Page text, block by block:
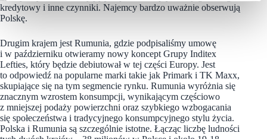
kredytowy i inne czynniki. Najemcy bardzo uważnie obserwują
Polskę.
Drugim krajem jest Rumunia, gdzie podpisaliśmy umowę
i w październiku otwieramy nowy koncept Grupy Inditex
Lefties, który będzie debiutował w tej części Europy. Jest
to odpowiedź na popularne marki takie jak Primark i TK Maxx,
skupiające się na tym segmencie rynku. Rumunia wyróżnia się
znacznym wzrostem konsumpcji, wynikającym częściowo
z mniejszej podaży powierzchni oraz szybkiego wzbogacania
się społeczeństwa i tradycyjnego konsumpcyjnego stylu życia.
Polska i Rumunia są szczególnie istotne. Łącząc liczbę ludności